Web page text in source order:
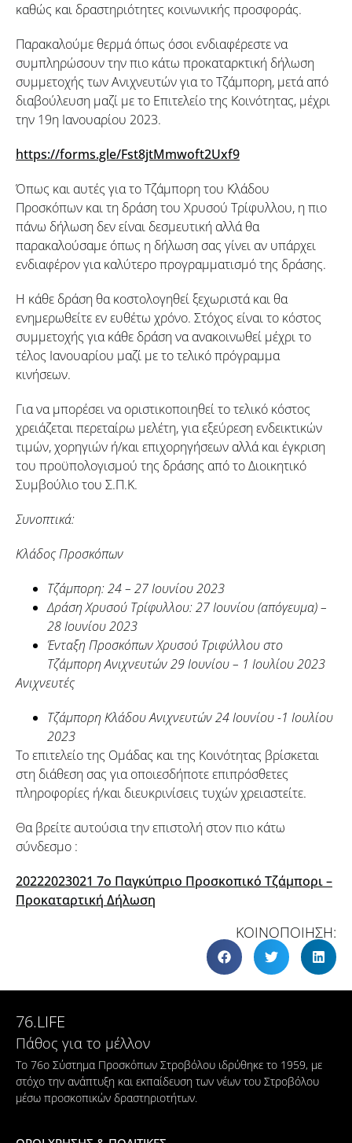
καθώς και δραστηριότητες κοινωνικής προσφοράς.
Παρακαλούμε θερμά όπως όσοι ενδιαφέρεστε να
συμπληρώσουν την πιο κάτω προκαταρκτική δήλωση
συμμετοχής των Ανιχνευτών για το Τζάμπορη, μετά από
διαβούλευση μαζί με το Επιτελείο της Κοινότητας, μέχρι
την 19η Ιανουαρίου 2023.
https://forms.gle/Fst8jtMmwoft2Uxf9
Όπως και αυτές για το Τζάμπορη του Κλάδου
Προσκόπων και τη δράση του Χρυσού Τρίφυλλου, η πιο
πάνω δήλωση δεν είναι δεσμευτική αλλά θα
παρακαλούσαμε όπως η δήλωση σας γίνει αν υπάρχει
ενδιαφέρον για καλύτερο προγραμματισμό της δράσης.
Η κάθε δράση θα κοστολογηθεί ξεχωριστά και θα
ενημερωθείτε εν ευθέτω χρόνο. Στόχος είναι το κόστος
συμμετοχής για κάθε δράση να ανακοινωθεί μέχρι το
τέλος Ιανουαρίου μαζί με το τελικό πρόγραμμα
κινήσεων.
Για να μπορέσει να οριστικοποιηθεί το τελικό κόστος
χρειάζεται περεταίρω μελέτη, για εξεύρεση ενδεικτικών
τιμών, χορηγιών ή/και επιχορηγήσεων αλλά και έγκριση
του προϋπολογισμού της δράσης από το Διοικητικό
Συμβούλιο του Σ.Π.Κ.
Συνοπτικά:
Κλάδος Προσκόπων
Τζάμπορη: 24 – 27 Ιουνίου 2023
Δράση Χρυσού Τρίφυλλου: 27 Ιουνίου (απόγευμα) –
28 Ιουνίου 2023
Ένταξη Προσκόπων Χρυσού Τριφύλλου στο
Τζάμπορη Ανιχνευτών 29 Ιουνίου – 1 Ιουλίου 2023
Ανιχνευτές
Τζάμπορη Κλάδου Ανιχνευτών 24 Ιουνίου -1 Ιουλίου
2023
Το επιτελείο της Ομάδας και της Κοινότητας βρίσκεται
στη διάθεση σας για οποιεσδήποτε επιπρόσθετες
πληροφορίες ή/και διευκρινίσεις τυχών χρειαστείτε.
Θα βρείτε αυτούσια την επιστολή στον πιο κάτω
σύνδεσμο :
20222023021 7ο Παγκύπριο Προσκοπικό Τζάμπορι –
Προκαταρτική Δήλωση
ΚΟΙΝΟΠΟΙΗΣΗ:
76.LIFE
Πάθος για το μέλλον
Το 76ο Σύστημα Προσκόπων Στροβόλου ιδρύθηκε το 1959, με
στόχο την ανάπτυξη και εκπαίδευση των νέων του Στροβόλου
μέσω προσκοπικών δραστηριοτήτων.